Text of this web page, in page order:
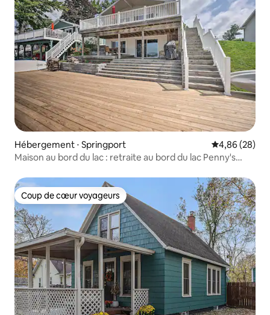
Hébergement ⋅ Springport Évaluation
4,86 (28)
Maison au bord du lac : retraite au bord du lac Penny's
Coup de cœur voyageurs
Coup de cœur voyageurs